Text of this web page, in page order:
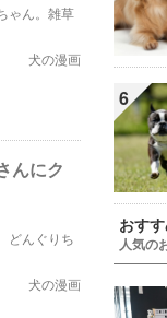
ゃん。雑草
犬の漫画
んにク
どんぐりち
犬の漫画
6
おす
人気の